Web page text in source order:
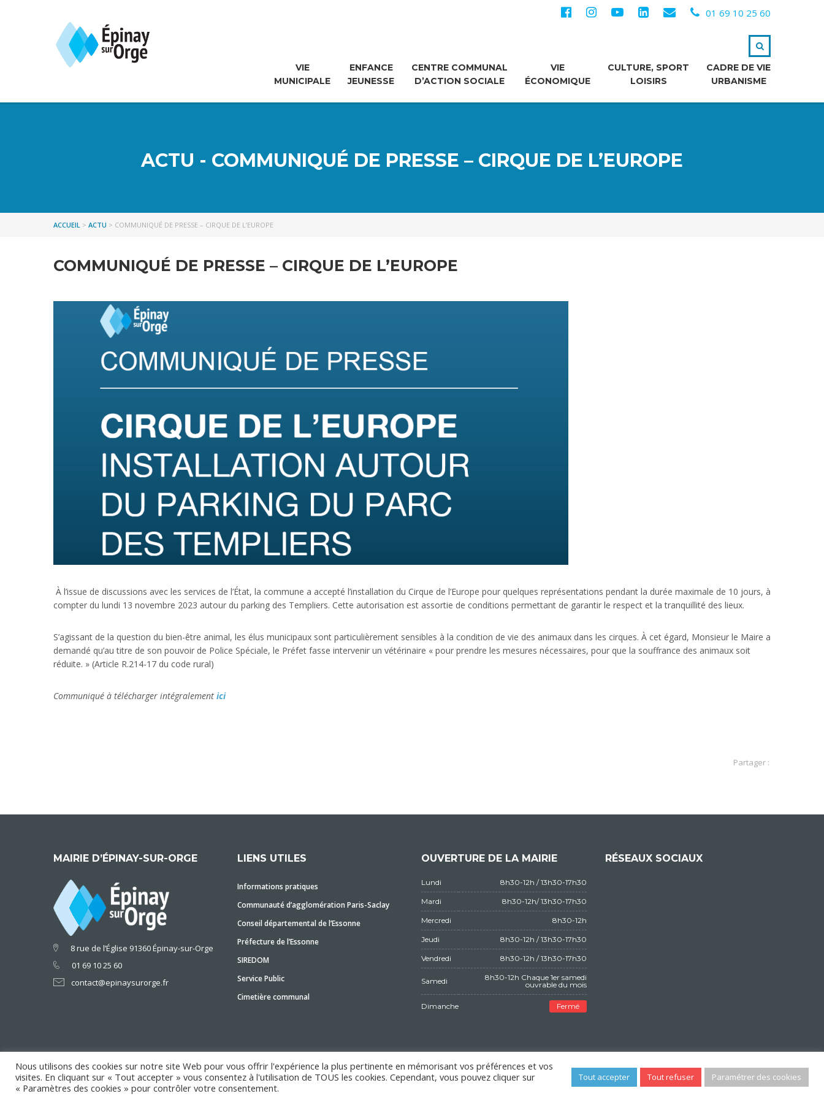
01 69 10 25 60
VIE
MUNICIPALE
ENFANCE
JEUNESSE
CENTRE COMMUNAL
D’ACTION SOCIALE
VIE
ÉCONOMIQUE
CULTURE, SPORT
LOISIRS
CADRE DE VIE
URBANISME
ACTU - COMMUNIQUÉ DE PRESSE – CIRQUE DE L’EUROPE
ACCUEIL > ACTU > COMMUNIQUÉ DE PRESSE – CIRQUE DE L’EUROPE
COMMUNIQUÉ DE PRESSE – CIRQUE DE L’EUROPE
À l’issue de discussions avec les services de l’État, la commune a accepté l’installation du Cirque de l’Europe pour quelques représentations pendant la durée maximale de 10 jours, à
compter du lundi 13 novembre 2023 autour du parking des Templiers. Cette autorisation est assortie de conditions permettant de garantir le respect et la tranquillité des lieux.
S’agissant de la question du bien-être animal, les élus municipaux sont particulièrement sensibles à la condition de vie des animaux dans les cirques. À cet égard, Monsieur le Maire a
demandé qu’au titre de son pouvoir de Police Spéciale, le Préfet fasse intervenir un vétérinaire « pour prendre les mesures nécessaires, pour que la souffrance des animaux soit
réduite. » (Article R.214-17 du code rural)
Communiqué à télécharger intégralement ici
Partager :
MAIRIE D’ÉPINAY-SUR-ORGE
8 rue de l’Église 91360 Épinay-sur-Orge
01 69 10 25 60
contact@epinaysurorge.fr
LIENS UTILES
Informations pratiques
Communauté d’agglomération Paris-Saclay
Conseil départemental de l’Essonne
Préfecture de l’Essonne
SIREDOM
Service Public
Cimetière communal
OUVERTURE DE LA MAIRIE
Lundi 8h30-12h / 13h30-17h30
Mardi 8h30-12h/ 13h30-17h30
Mercredi 8h30-12h
Jeudi 8h30-12h / 13h30-17h30
Vendredi 8h30-12h / 13h30-17h30
Samedi
8h30-12h Chaque 1er samedi
ouvrable du mois
Dimanche Fermé
RÉSEAUX SOCIAUX
Copyright © 2018 Mairie d'Épinay-sur-Orge MENTIONS LÉGALES POLITIQUES DE CONFIDENTIALITÉS CONTACT
Nous utilisons des cookies sur notre site Web pour vous offrir l'expérience la plus pertinente en mémorisant vos préférences et vos
visites. En cliquant sur « Tout accepter » vous consentez à l'utilisation de TOUS les cookies. Cependant, vous pouvez cliquer sur
« Paramètres des cookies » pour contrôler votre consentement.
Tout accepter Tout refuser Paramétrer des cookies